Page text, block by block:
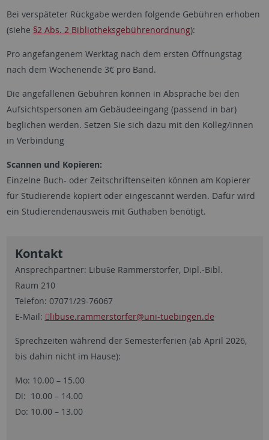
Bei verspäteter Rückgabe werden folgende Gebühren erhoben
(siehe §2 Abs. 2 Bibliotheksgebührenordnung):
Pro angefangenem Werktag nach dem ersten Öffnungstag
nach dem Wochenende 3€ pro Band.
Die angefallenen Gebühren können in Absprache bei den
Aufsichtspersonen am Gebäudeeingang (passend in bar)
beglichen werden. Setzen Sie sich dazu mit den Kolleg/innen
in Verbindung
Scannen und Kopieren:
Einzelne Buch- oder Zeitschriftenseiten können am Kopierer
für Studierende kopiert oder eingescannt werden. Dafür wird
ein Studierendenausweis mit Guthaben benötigt.
Kontakt
Ansprechpartner: Libuše Rammerstorfer, Dipl.-Bibl.
Raum 210
Telefon: 07071/29-76067
E-Mail:
libuse.rammerstorfer@uni-tuebingen.de
Sprechzeiten während der Semesterferien (ab April 2026,
bis dahin nicht im Hause):
Mo: 10.00 – 15.00
Di: 10.00 – 14.00
Do: 10.00 – 13.00